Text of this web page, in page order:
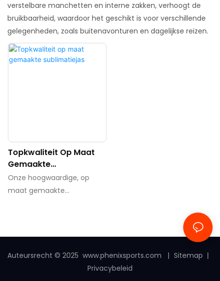
verstelbare manchetten en interne zakken, verhoogt de
bruikbaarheid, waardoor het geschikt is voor verschillende
gelegenheden, zoals buitenavonturen en dagelijkse reizen.
Topkwaliteit Op Maat
Gemaakte
Sublimatiejas
Onze hoogwaardige, op
maat gemaakte
hoogwaardig
Auteursrecht © 2025 www.phenixsports.com | Sitemap |
Privacybeleid